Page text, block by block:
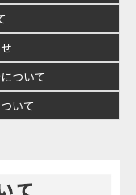
ついて
いて